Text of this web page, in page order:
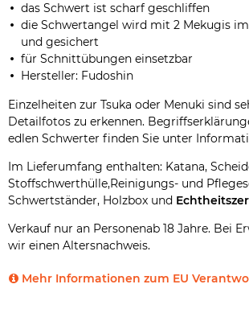
das Schwert ist scharf geschliffen
die Schwertangel wird mit 2 Mekugis
und gesichert
für Schnittübungen einsetzbar
Hersteller: Fudoshin
Einzelheiten zur Tsuka oder Menuki sind
Detailfotos zu erkennen.
edlen Schwerter finden Sie unter
Im Lieferumfang enthalten: Katana,
Stoffschwerthülle,Reinigungs- und
Schwertständer, Holzbox und
Verkauf nur an Personenab 18 Jahre. Bei
wir einen Altersnachweis.
Mehr Informationen zum EU